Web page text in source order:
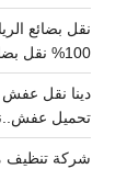
100% نقل بضائع داخل الرياض وخارجها
تحميل
شركة تنظيف